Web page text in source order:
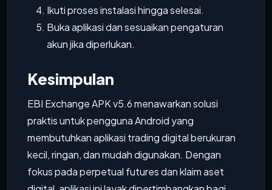
Ikuti proses instalasi hingga selesai.
Buka aplikasi dan sesuaikan pengaturan
akun jika diperlukan.
Kesimpulan
EBI Exchange APK v5.6 menawarkan solusi
praktis untuk pengguna Android yang
membutuhkan aplikasi trading digital berukuran
kecil, ringan, dan mudah digunakan. Dengan
fokus pada perpetual futures dan klaim aset